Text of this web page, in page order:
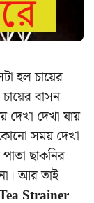
হল চায়ের
বাসন
দেখা যায়
সময় দেখা
ছাকনির
আর তাই
Strainer